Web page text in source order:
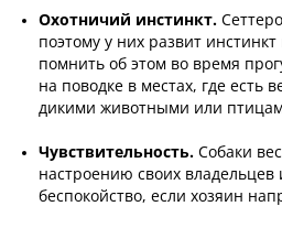
Охотничий инстинкт.
поэтому у них развит
помнить об этом во время
на поводке в местах, где есть
дикими животными или
Чувствительность. Собаки
настроению своих владельцев
беспокойство, если хозяин